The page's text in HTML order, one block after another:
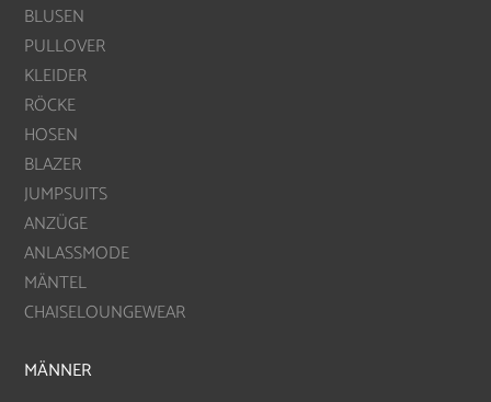
BLUSEN
PULLOVER
KLEIDER
RÖCKE
HOSEN
BLAZER
JUMPSUITS
ANZÜGE
ANLASSMODE
MÄNTEL
CHAISELOUNGEWEAR
MÄNNER